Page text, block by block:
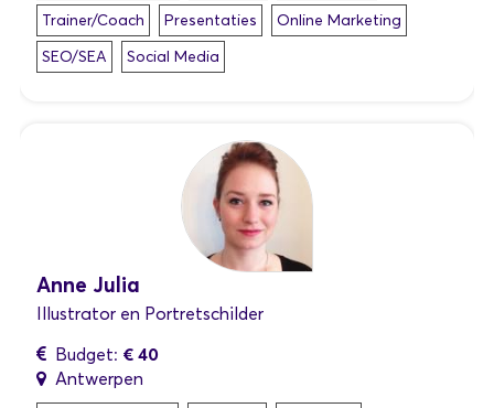
Trainer/Coach
Presentaties
Online Marketing
SEO/SEA
Social Media
Anne Julia
Illustrator en Portretschilder
Budget: € 40
Antwerpen